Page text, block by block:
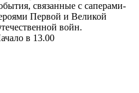
связанные с саперами-
Первой и Великой
войн.
в 13.00